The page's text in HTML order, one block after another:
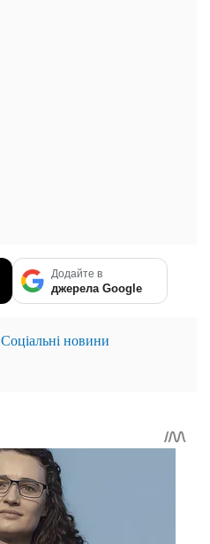
Додайте в
джерела Google
Соціальні новини